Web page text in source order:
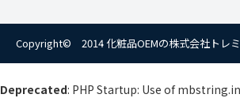
Copyright© 2014 化粧品OEMの株式会社トレ
Deprecated: PHP Startup: Use of